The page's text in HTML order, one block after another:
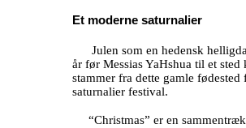
Et moderne saturnalier
Julen som en hedensk
år før Messias YaHshua til et
stammer fra dette gamle
saturnalier festival.
“Christmas” er en